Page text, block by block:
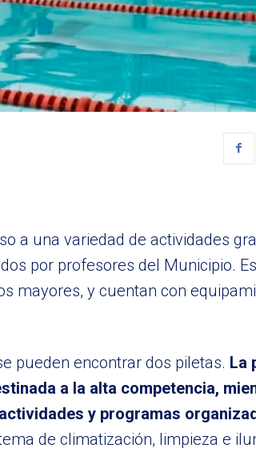
a una variedad de actividades
por profesores del Municipio.
mayores, y cuentan con
pueden encontrar dos piletas. La
a la alta competencia,
y programas
de climatización, limpieza e